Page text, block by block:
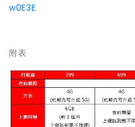
w0E3E
附表